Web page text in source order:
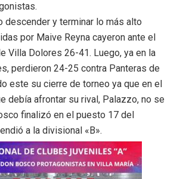
descender y terminar lo más alto
por Maive Reyna cayeron ante el
Villa Dolores 26-41. Luego, ya en la
perdieron 24-25 contra Panteras de
este su cierre de torneo ya que en el
debía afrontar su rival, Palazzo, no se
finalizó en el puesto 17 del
a la divisional «B».